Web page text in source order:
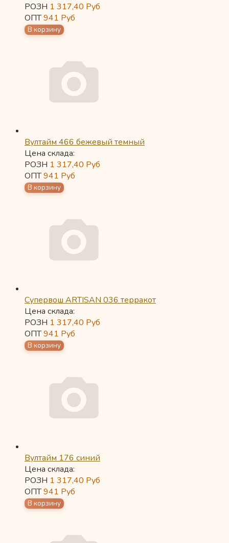
РОЗН 1 317,40 Руб
ОПТ941 Руб
Вултайм 466 бежевый темный
Цена склада:
РОЗН 1 317,40 Руб
ОПТ941 Руб
Супервош ARTISAN 036 терракот
Цена склада:
РОЗН 1 317,40 Руб
ОПТ941 Руб
Вултайм 176 синий
Цена склада:
РОЗН 1 317,40 Руб
ОПТ941 Руб